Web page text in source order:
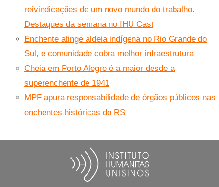
reivindicações de um novo mundo do trabalho.
Destaques da semana no IHU Cast
Enchente atinge aldeia indígena no Rio Grande do
Sul, e comunidade cobra melhor infraestrutura
Cheia em Porto Alegre é a maior desde a
superenchente de 1941
MPF apura responsabilidade de órgãos públicos nas
enchentes históricas do RS